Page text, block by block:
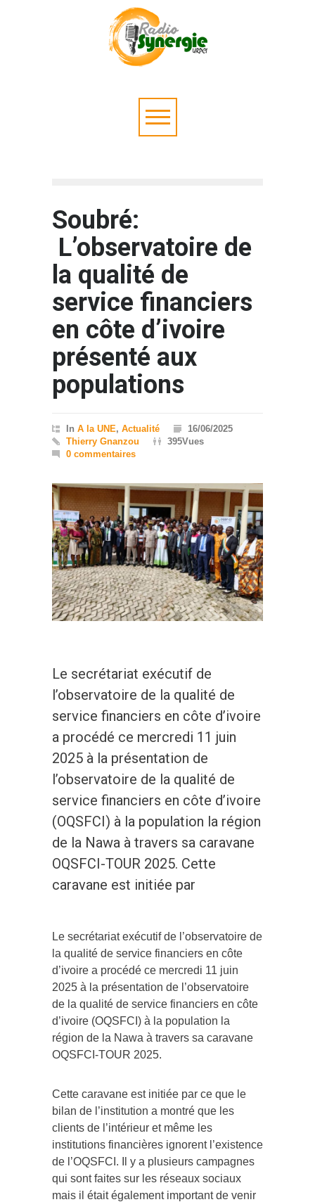
Soubré:
L’observatoire de
la qualité de
service financiers
en côte d’ivoire
présenté aux
populations
In A la UNE, Actualité
16/06/2025
Thierry Gnanzou
395Vues
0 commentaires
Le secrétariat exécutif de
l’observatoire de la qualité de
service financiers en côte d’ivoire
a procédé ce mercredi 11 juin
2025 à la présentation de
l’observatoire de la qualité de
service financiers en côte d’ivoire
(OQSFCI) à la population la région
de la Nawa à travers sa caravane
OQSFCI-TOUR 2025. Cette
caravane est initiée par
Le secrétariat exécutif de l’observatoire de
la qualité de service financiers en côte
d’ivoire a procédé ce mercredi 11 juin
2025 à la présentation de l’observatoire
de la qualité de service financiers en côte
d’ivoire (OQSFCI) à la population la
région de la Nawa à travers sa caravane
OQSFCI-TOUR 2025.
Cette caravane est initiée par ce que le
bilan de l’institution a montré que les
clients de l’intérieur et même les
institutions financières ignorent l’existence
de l’OQSFCI. Il y a plusieurs campagnes
qui sont faites sur les réseaux sociaux
mais il était également important de venir